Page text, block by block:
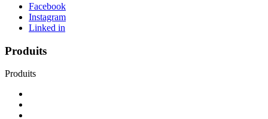
Facebook
Instagram
Linked in
Produits
Produits